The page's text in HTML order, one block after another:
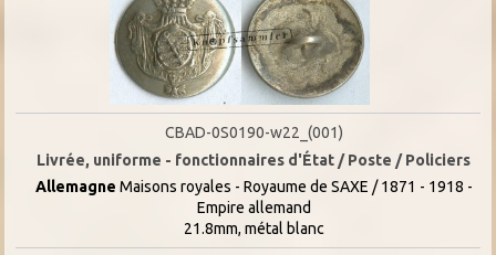
CBAD-0S0190-w22_(001)
Livrée, uniforme - fonctionnaires d'État / Poste / Policiers
Allemagne Maisons royales - Royaume de SAXE / 1871 - 1918 -
Empire allemand
21.8mm, métal blanc